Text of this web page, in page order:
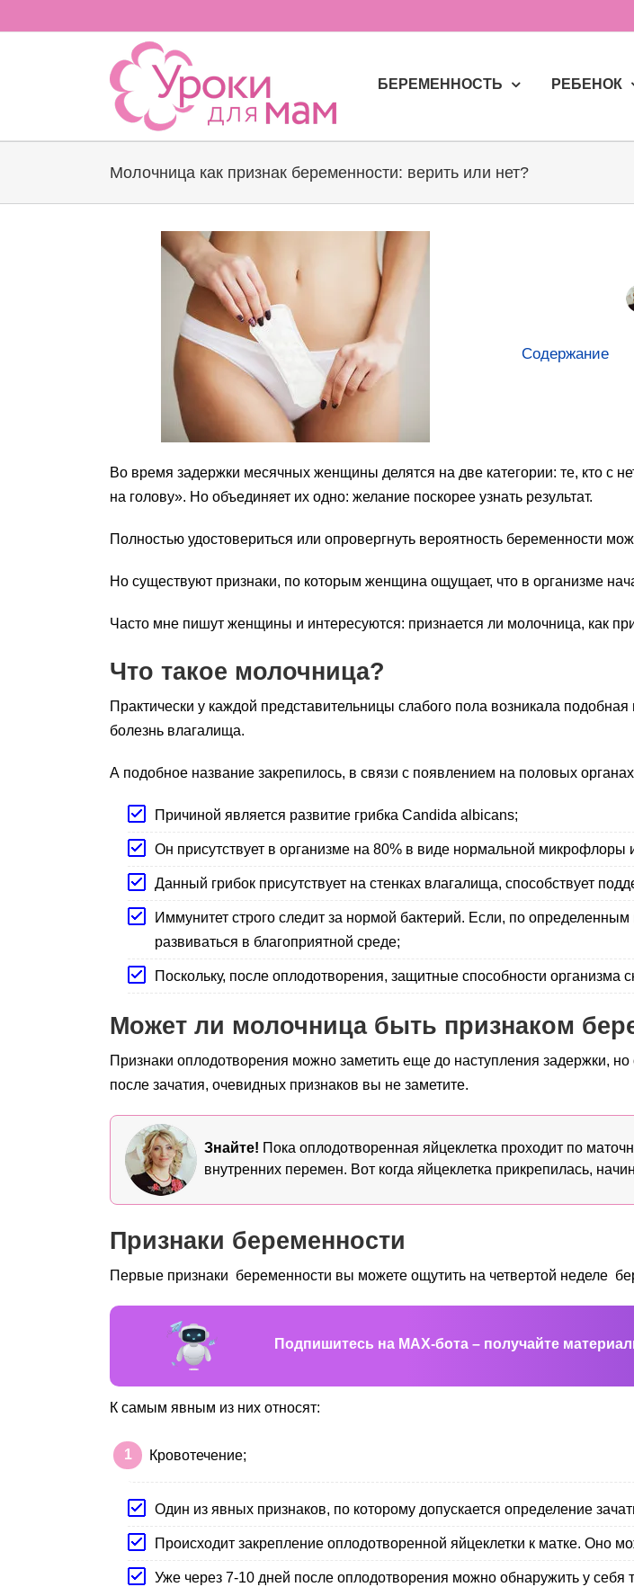
to
БЕРЕМЕННОСТЬ РЕБЕНОК
Молочница как признак беременности: верить или нет?
Содержание
Во время задержки месячных женщины делятся на две категории: те, кто с
на голову». Но объединяет их одно: желание поскорее узнать результат.
Полностью удостовериться или опровергнуть вероятность беременности
Но существуют признаки, по которым женщина ощущает, что в организме
Часто мне пишут женщины и интересуются: признается ли молочница, как
Что такое молочница?
Практически у каждой представительницы слабого пола возникала
болезнь влагалища.
А подобное название закрепилось, в связи с появлением на половых
Причиной является развитие грибка Candida albicans;
Он присутствует в организме на 80% в виде нормальной микрофлоры
Данный грибок присутствует на стенках влагалища, способствует
Иммунитет строго следит за нормой бактерий. Если, по
развиваться в благоприятной среде;
Поскольку, после оплодотворения, защитные способности
Может ли молочница быть признаком
Признаки оплодотворения можно заметить еще до наступления задержки,
после зачатия, очевидных признаков вы не заметите.
Знайте! Пока оплодотворенная яйцеклетка проходит по
внутренних перемен. Вот когда яйцеклетка прикрепилась,
Признаки беременности
Первые признаки беременности вы можете ощутить на четвертой неделе
Подпишитесь на MAX-бота – получайте
К самым явным из них относят:
Кровотечение;
Один из явных признаков, по которому допускается определение
Происходит закрепление оплодотворенной яйцеклетки к матке. Оно
Уже через 7-10 дней после оплодотворения можно обнаружить у себя